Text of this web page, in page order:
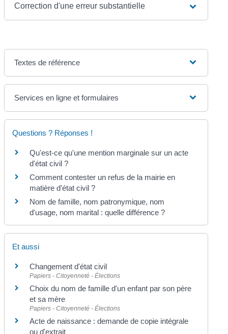
Correction d'une erreur substantielle
Textes de référence
Services en ligne et formulaires
Questions ? Réponses !
Qu'est-ce qu'une mention marginale sur un acte
d'état civil ?
Comment contester un refus de la mairie en
matière d'état civil ?
Nom de famille, nom patronymique, nom
d'usage, nom marital : quelle différence ?
Et aussi
Changement d'état civil
Papiers - Citoyenneté - Élections
Choix du nom de famille d'un enfant par son père
et sa mère
Papiers - Citoyenneté - Élections
Acte de naissance : demande de copie intégrale
ou d'extrait